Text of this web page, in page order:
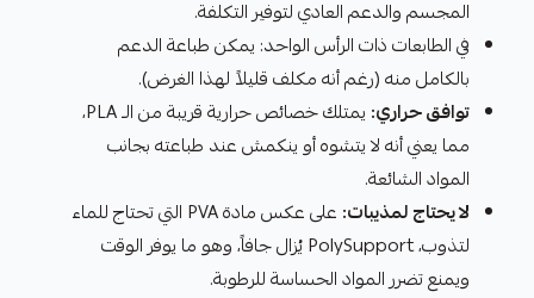
المجسم والدعم العادي لتوفير التكلفة.
في الطابعات ذات الرأس الواحد: يمكن طباعة الدعم
بالكامل منه (رغم أنه مكلف قليلاً لهذا الغرض).
توافق حراري:
يمتلك خصائص حرارية قريبة من الـ PLA،
مما يعني أنه لا يتشوه أو ينكمش عند طباعته بجانب
المواد الشائعة.
لا يحتاج لمذيبات:
على عكس مادة PVA التي تحتاج للماء
لتذوب، PolySupport يُزال جافاً، وهو ما يوفر الوقت
ويمنع تضرر المواد الحساسة للرطوبة.